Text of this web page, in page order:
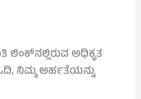
ಲಿಂಕ್‌ನಲ್ಲಿರುವ ಅಧಿಕೃತ
ನಿಮ್ಮ ಅರ್ಹತೆಯನ್ನು